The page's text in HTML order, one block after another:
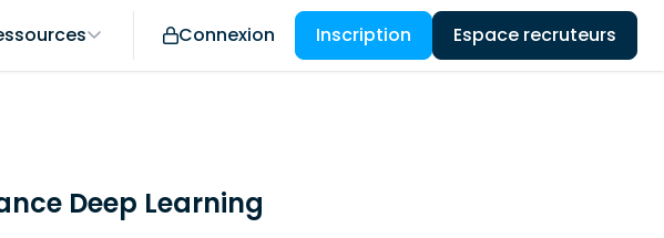
Connexion Inscription Espace recruteurs
Deep Learning